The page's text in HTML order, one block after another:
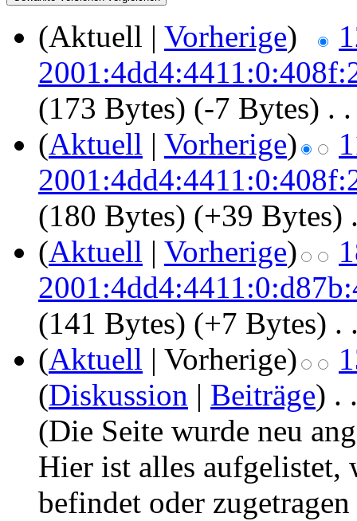
(Aktuell | Vorherige)
(173 Bytes) (-7 Bytes) . .
(Aktuell | Vorherige)
(180 Bytes) (+39 Bytes)
(Aktuell | Vorherige)
(141 Bytes) (+7 Bytes) .
(Aktuell | Vorherige)
(Diskussion | Beiträge) . .
(Die Seite wurde neu
Hier ist alles aufgelistet,
befindet oder